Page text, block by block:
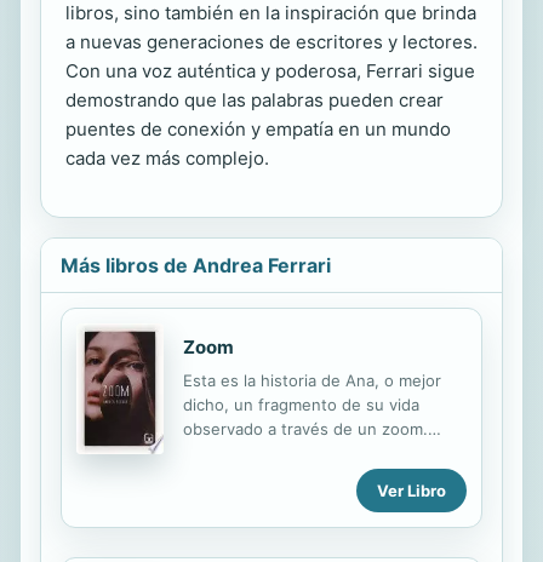
libros, sino también en la inspiración que brinda
a nuevas generaciones de escritores y lectores.
Con una voz auténtica y poderosa, Ferrari sigue
demostrando que las palabras pueden crear
puentes de conexión y empatía en un mundo
cada vez más complejo.
Más libros de Andrea Ferrari
Zoom
Esta es la historia de Ana, o mejor
dicho, un fragmento de su vida
observado a través de un zoom.
rebobinar un poco hasta el día que
su vecino Antonio se rompió un
pierna, lo que le obligó a rechazar el
Ver Libro